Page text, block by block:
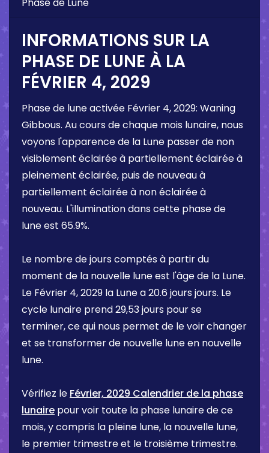
Phase de Lune
INFORMATIONS SUR LA
PHASE DE LUNE À LA
FÉVRIER 4, 2029
Phase de lune activée Février 4, 2029: Waning
Gibbous. Au cours de chaque mois lunaire, nous
voyons l'apparence de la Lune passer de non
visiblement éclairée à partiellement éclairée à
pleinement éclairée, puis de nouveau à
partiellement éclairée à non éclairée à
nouveau. L'illumination dans cette phase de
lune est 65.9%.
Le nombre de jours comptés à partir du
moment de la nouvelle lune est l'âge de la Lune.
Le Février 4, 2029 la Lune a20.6 jours jours. Le
cycle lunaire prend 29,53 jours pour se
terminer, ce qui nous permet de le voir changer
et se transformer de nouvelle lune en nouvelle
lune.
Vérifiez le Février, 2029 Calendrier de la phase
lunaire pour voir toute la phase lunaire de ce
mois, y compris la pleine lune, la nouvelle lune,
le premier trimestre et le troisième trimestre.